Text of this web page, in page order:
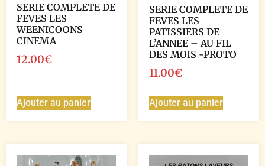
SERIE COMPLETE DE
FEVES LES
WEENICOONS
CINEMA
12.00€
Ajouter au panier
SERIE COMPLETE DE
FEVES LES
PATISSIERS DE
L’ANNEE – AU FIL
DES MOIS -PROTO
11.00€
Ajouter au panier